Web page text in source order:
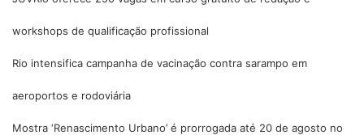
workshops de qualificação profissional
Rio intensifica campanha de vacinação contra sarampo em
aeroportos e rodoviária
Mostra ‘Renascimento Urbano’ é prorrogada até 20 de agosto no